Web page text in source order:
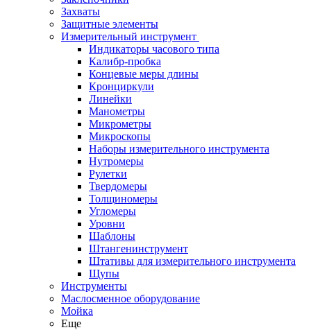
Захваты
Защитные элементы
Измерительный инструмент
Индикаторы часового типа
Калибр-пробка
Концевые меры длины
Кронциркули
Линейки
Манометры
Микрометры
Микроскопы
Наборы измерительного инструмента
Нутромеры
Рулетки
Твердомеры
Толщиномеры
Угломеры
Уровни
Шаблоны
Штангенинструмент
Штативы для измерительного инструмента
Щупы
Инструменты
Маслосменное оборудование
Мойка
Еще